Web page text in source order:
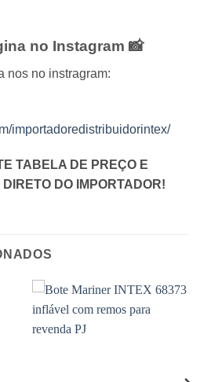
no Instagram 📸
nos no instragram:
importadoredistribuidorintex/
TABELA DE PREÇO E
DO IMPORTADOR!